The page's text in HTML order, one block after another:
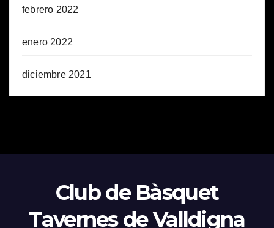
febrero 2022
enero 2022
diciembre 2021
Club de Bàsquet
Tavernes de Valldigna